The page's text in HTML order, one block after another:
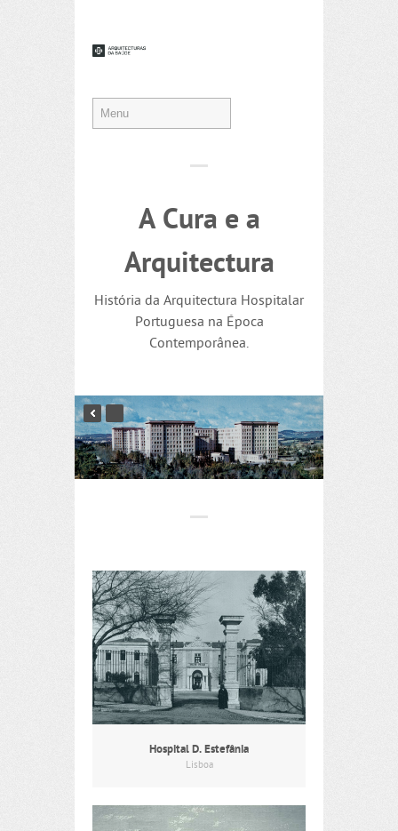
A Cura e a
Arquitectura
História da Arquitectura Hospitalar
Portuguesa na Época
Contemporânea.
Hospital D. Estefânia
Lisboa